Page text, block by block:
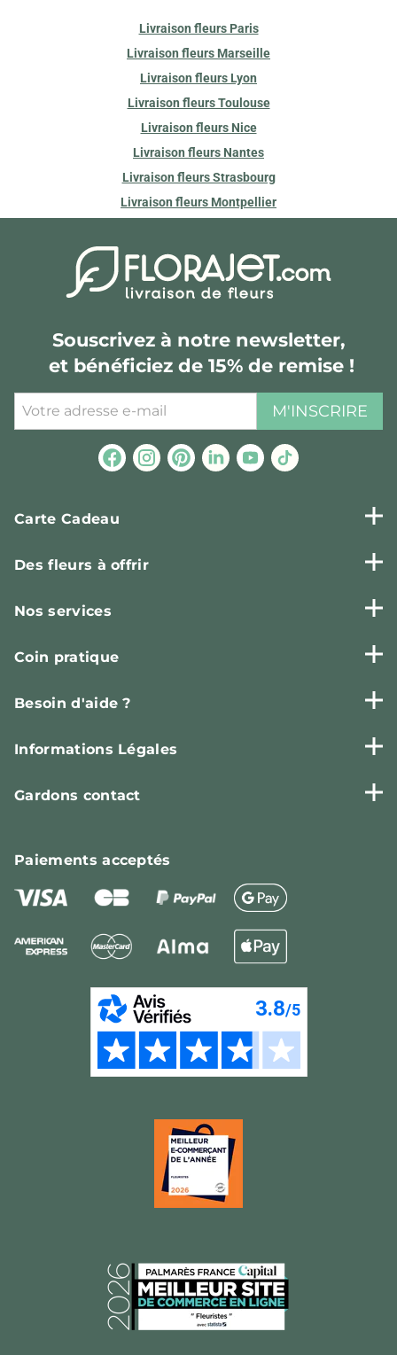
Livraison fleurs Paris
Livraison fleurs Marseille
Livraison fleurs Lyon
Livraison fleurs Toulouse
Livraison fleurs Nice
Livraison fleurs Nantes
Livraison fleurs Strasbourg
Livraison fleurs Montpellier
Souscrivez à notre newsletter,
et bénéficiez de 15% de remise !
M'INSCRIRE
Carte Cadeau
Des fleurs à offrir
Nos services
Coin pratique
Besoin d'aide ?
Informations Légales
Gardons contact
Paiementsacceptés